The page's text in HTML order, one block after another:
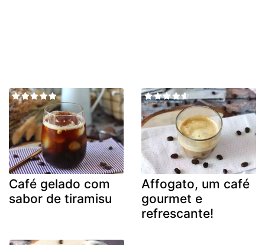
Café gelado com
sabor de tiramisu
Affogato, um café
gourmet e
refrescante!